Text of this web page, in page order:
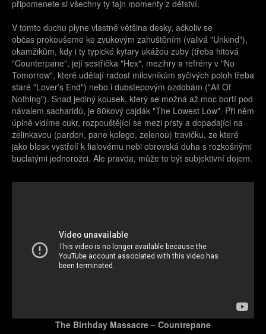
připomenete si všechny ty fajn momenty z dětství.
V tomto duchu plyne vlastně většina desky, ačkoliv se
občas prokoušeme ke zvukovým zahuštěním (valivá "Unkind"),
okamžikům, kdy i ty typické kytary ukážou zuby (třeba hitová
"Counterpane", její sestřička "Hex", mezihry a refrény v "No
Tomorrow", které udělají radost milovníkům syčivých poloh třeba
staré "Lover's End") nebo i dubstepovým ozdobám ("All Of
Nothing"). Snad jediný kousek, který se možná až moc bortí pod
návalem sacharidů, je 80kový cajdák "The Lowest Low". Při něm
úplně vidíme cukr, rozpouštějící se mezi prsty a dopadajíci na
zelinkavou (pardon, pane kolego, zelenou) travičku, ze které
jako blesk vystřelí k fialovému nebi obrovská duha s rozkošnými
buclatými jednorožci. Ale pravda, může to být subjektivní dojem.
The Birthday Massacre – Countrepane